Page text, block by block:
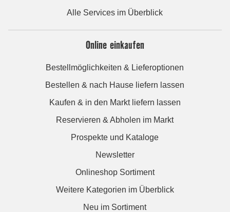
Alle Services im Überblick
Online einkaufen
Bestellmöglichkeiten & Lieferoptionen
Bestellen & nach Hause liefern lassen
Kaufen & in den Markt liefern lassen
Reservieren & Abholen im Markt
Prospekte und Kataloge
Newsletter
Onlineshop Sortiment
Weitere Kategorien im Überblick
Neu im Sortiment